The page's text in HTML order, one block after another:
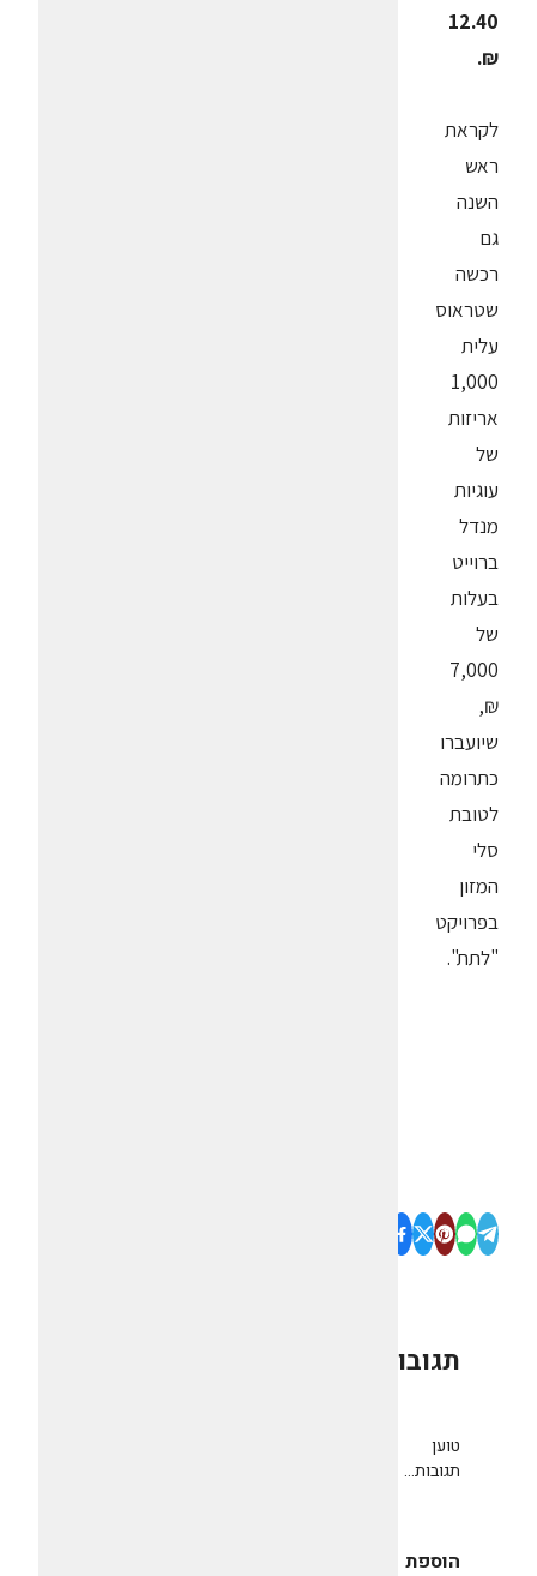
12.40
₪.
לקראת
ראש
השנה
גם
רכשה
שטראוס
עלית
1,000
אריזות
של
עוגיות
מנדל
ברוייט
בעלות
של
7,000
₪,
שיועברו
כתרומה
לטובת
סלי
המזון
בפרויקט
"לתת".
תגובות
טוען
תגובות...
הוספת